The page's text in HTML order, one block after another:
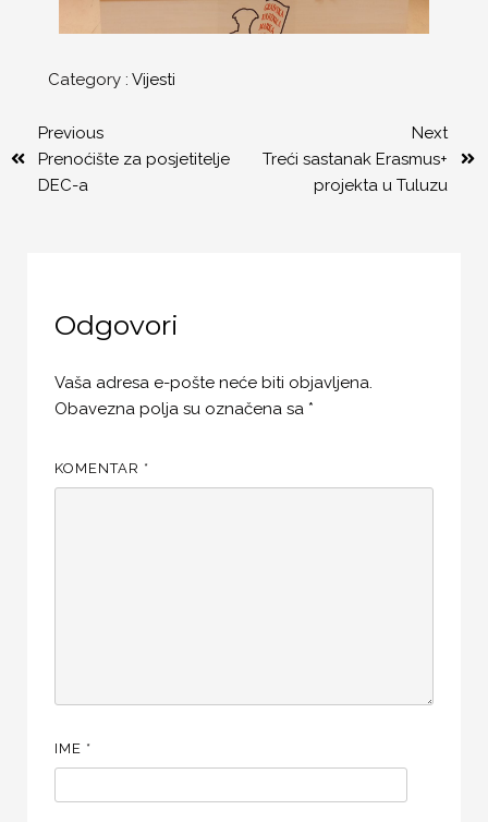
Category : Vijesti
Previous
Prenoćište za posjetitelje
DEC-a
Next
Treći sastanak Erasmus+
projekta u Tuluzu
Odgovori
Vaša adresa e-pošte neće biti objavljena.
Obavezna polja su označena sa *
KOMENTAR *
IME *